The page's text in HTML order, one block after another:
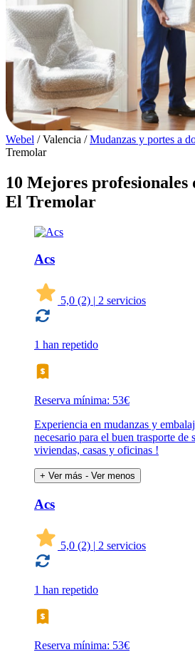
Webel / Valencia / Mudanzas y portes a
Tremolar
10 Mejores profesionales
El Tremolar
Acs
5,0 (2) | 2 servicios
1 han repetido
Reserva mínima: 53€
Experiencia en mudanzas y
necesario para el buen trasporte de
viviendas, casas y oficinas !
+ Ver más - Ver menos
Acs
5,0 (2) | 2 servicios
1 han repetido
Reserva mínima: 53€